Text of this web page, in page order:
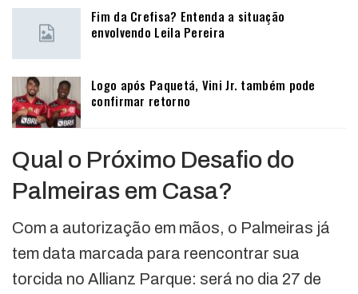
Fim da Crefisa? Entenda a situação
envolvendo Leila Pereira
Logo após Paquetá, Vini Jr. também pode
confirmar retorno
Qual o Próximo Desafio do
Palmeiras em Casa?
Com a autorização em mãos, o Palmeiras já
tem data marcada para reencontrar sua
torcida no Allianz Parque: será no dia 27 de